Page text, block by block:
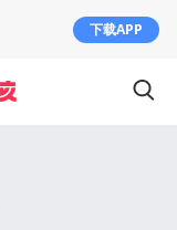
下载APP